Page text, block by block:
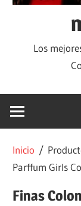
Los
Inicio /
Parffum Girls
Finas